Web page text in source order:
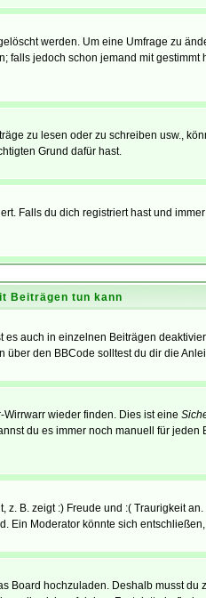
werden. Um eine Umfrage zu
jedoch schon jemand mit
zu lesen oder zu schreiben usw.,
Grund dafür hast.
Falls du dich registriert hast und
Beiträgen tun kann
auch in einzelnen Beiträgen
den BBCode solltest du dir die
wieder finden. Dies ist eine
du es immer noch manuell für
B. zeigt :) Freude und :( Traurigkeit
Moderator könnte sich
hochzuladen. Deshalb musst